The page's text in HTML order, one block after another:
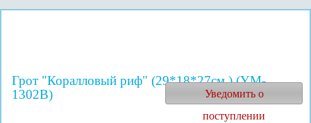
Грот "Коралловый риф" (29*18*27см.) (YM-
1302B)
Уведомить о
поступлении